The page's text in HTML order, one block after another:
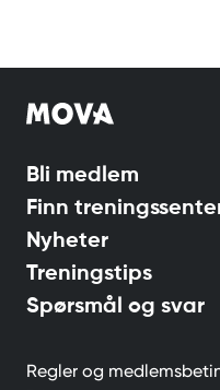
Bli medlem
Finn
Nyheter
Treningstips
Spørsmål og svar
Regler og